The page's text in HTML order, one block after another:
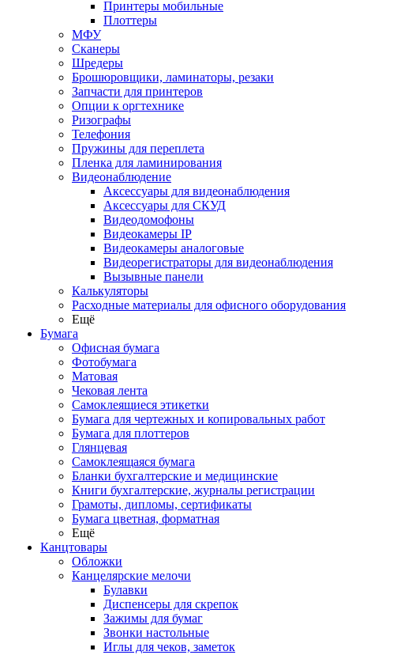
Принтеры мобильные
Плоттеры
МФУ
Сканеры
Шредеры
Брошюровщики, ламинаторы, резаки
Запчасти для принтеров
Опции к оргтехнике
Ризографы
Телефония
Пружины для переплета
Пленка для ламинирования
Видеонаблюдение
Аксессуары для видеонаблюдения
Аксессуары для СКУД
Видеодомофоны
Видеокамеры IP
Видеокамеры аналоговые
Видеорегистраторы для видеонаблюдения
Вызывные панели
Калькуляторы
Расходные материалы для офисного оборудования
Ещё
Бумага
Офисная бумага
Фотобумага
Матовая
Чековая лента
Самоклеящиеся этикетки
Бумага для чертежных и копировальных работ
Бумага для плоттеров
Глянцевая
Самоклеящаяся бумага
Бланки бухгалтерские и медицинские
Книги бухгалтерские, журналы регистрации
Грамоты, дипломы, сертификаты
Бумага цветная, форматная
Ещё
Канцтовары
Обложки
Канцелярские мелочи
Булавки
Диспенсеры для скрепок
Зажимы для бумаг
Звонки настольные
Иглы для чеков, заметок